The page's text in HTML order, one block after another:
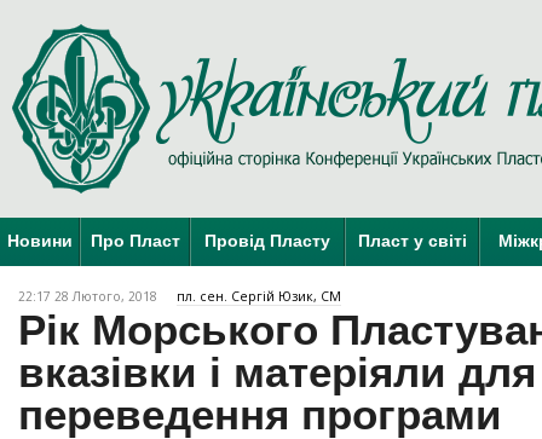
Новини Про Пласт Провід Пласту Пласт у світі
22:17 28 Лютого, 2018 пл. сен. Сергій Юзик, СМ
Рік Морського
вказівки і матеріяли для
переведення програми